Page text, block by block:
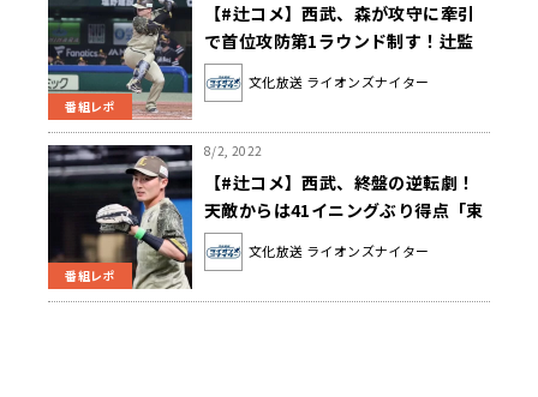
番組レポ
【#辻コメ】西武、森が攻守に牽引
で首位攻防第1ラウンド制す！辻監
督「素晴らしいリードでした」
文化放送 ライオンズナイター
番組レポ
8/2, 2022
【#辻コメ】西武、終盤の逆転劇！
天敵からは41イニングぶり得点「束
になって十分苦しめてくれた」
文化放送 ライオンズナイター